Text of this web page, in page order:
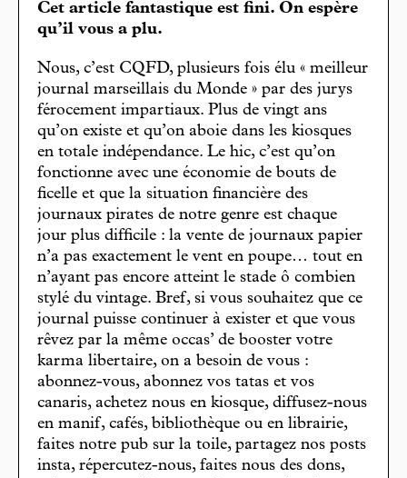
Cet article fantastique est fini. On espère
qu’il vous a plu.
Nous, c’est CQFD, plusieurs fois élu « meilleur
journal marseillais du Monde » par des jurys
férocement impartiaux. Plus de vingt ans
qu’on existe et qu’on aboie dans les kiosques
en totale indépendance. Le hic, c’est qu’on
fonctionne avec une économie de bouts de
ficelle et que la situation financière des
journaux pirates de notre genre est chaque
jour plus difficile : la vente de journaux papier
n’a pas exactement le vent en poupe… tout en
n’ayant pas encore atteint le stade ô combien
stylé du vintage. Bref, si vous souhaitez que ce
journal puisse continuer à exister et que vous
rêvez par la même occas’ de booster votre
karma libertaire, on a besoin de vous :
abonnez-vous, abonnez vos tatas et vos
canaris, achetez nous en kiosque, diffusez-nous
en manif, cafés, bibliothèque ou en librairie,
faites notre pub sur la toile, partagez nos posts
insta, répercutez-nous, faites nous des dons,